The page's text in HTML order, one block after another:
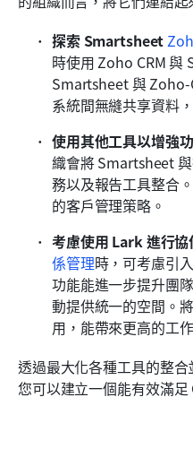
探索 Smartsheet
時使用 Zoho CRM 與
Smartsheet 與 Zoho-
系統間無縫共享資料
使用其他工具以增強
織會將 Smartsheet
務以及報告工具整合
的客戶管理策略。
考慮使用 Lark 進行協
係管理時，可考慮引
功能能進一步提升團
動提供統一的空間。
用，能帶來更高的工
透過最大化各種工具的整
您可以建立一個能有效滿足